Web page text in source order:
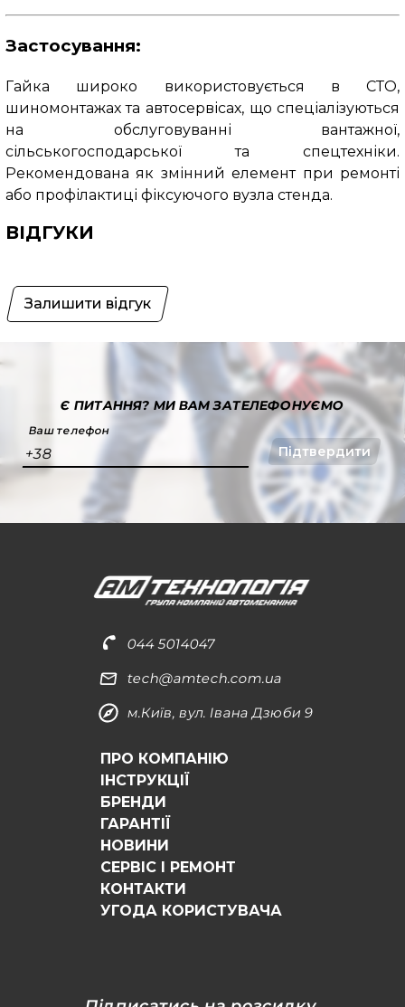
Застосування:
Гайка широко використовується в СТО,
шиномонтажах та автосервісах, що спеціалізуються
на обслуговуванні вантажної,
сільськогосподарської та спецтехніки.
Рекомендована як змінний елемент при ремонті
або профілактиці фіксуючого вузла стенда.
ВІДГУКИ
Залишити відгук
Є ПИТАННЯ?МИ ВАМ ЗАТЕЛЕФОНУЄМО
Ваш телефон
+38 Підтвердити
044 5014047
tech@amtech.com.ua
м.Київ, вул. Івана Дзюби 9
ПРО КОМПАНІЮ
ІНСТРУКЦІЇ
БРЕНДИ
ГАРАНТІЇ
НОВИНИ
СЕРВІС І РЕМОНТ
КОНТАКТИ
УГОДА КОРИСТУВАЧА